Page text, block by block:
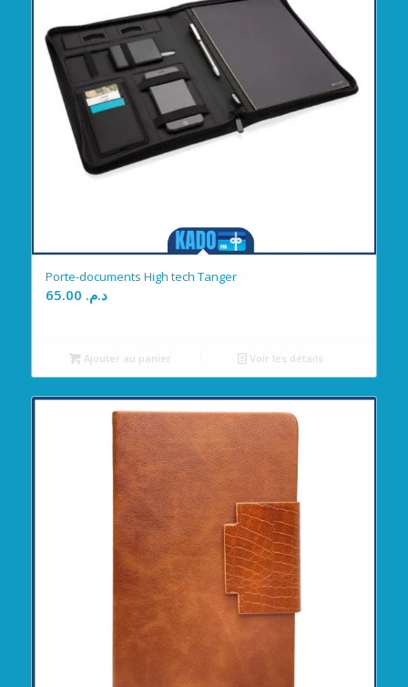
Porte-documents High tech Tanger
د.م.
Ajouter au panier Voir les détails